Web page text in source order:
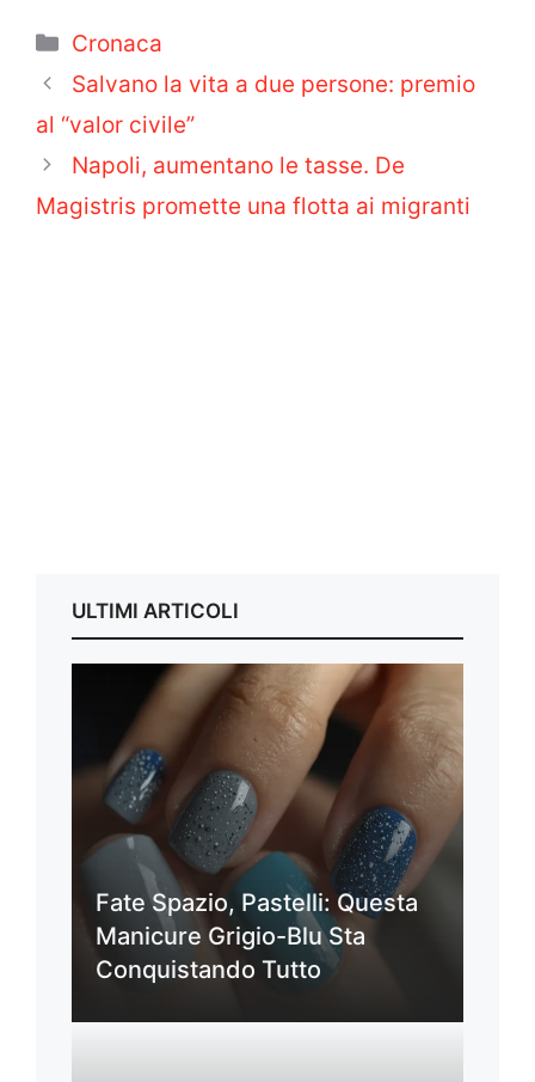
Categorie
Cronaca
Salvano la vita a due persone: premio
al “valor civile”
Napoli, aumentano le tasse. De
Magistris promette una flotta ai migranti
ULTIMI ARTICOLI
Fate Spazio, Pastelli: Questa
Manicure Grigio-Blu Sta
Conquistando Tutto